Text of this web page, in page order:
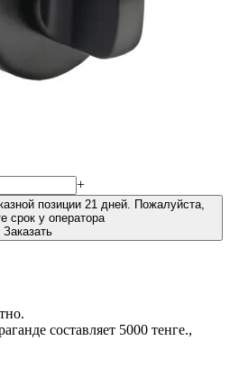
+
позиции 21 дней. Пожалуйста,
срок у оператора
Заказать
составляет 5000 тенге.,